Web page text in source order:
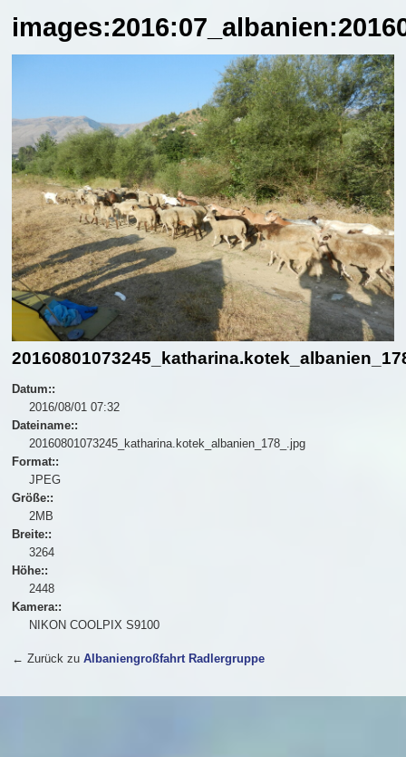
Datum::
2016/08/01 07:32
Dateiname::
20160801073245_katharina.kotek_albanien_178_.jpg
Format::
JPEG
Größe::
2MB
Breite::
3264
Höhe::
2448
Kamera::
NIKON COOLPIX S9100
← Zurück zu Albaniengroßfahrt Radlergruppe